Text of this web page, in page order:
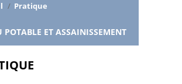
/ Pratique
POTABLE ET ASSAINISSEMENT